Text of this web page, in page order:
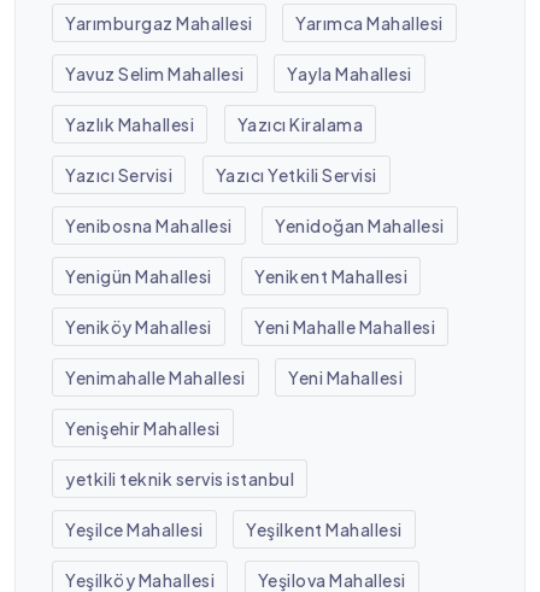
Yarımburgaz Mahallesi Yarımca Mahallesi
Yavuz Selim Mahallesi Yayla Mahallesi
Yazlık Mahallesi Yazıcı Kiralama
Yazıcı Servisi Yazıcı Yetkili Servisi
Yenibosna Mahallesi Yenidoğan Mahallesi
Yenigün Mahallesi Yenikent Mahallesi
Yeniköy Mahallesi Yeni Mahalle Mahallesi
Yenimahalle Mahallesi Yeni Mahallesi
Yenişehir Mahallesi
yetkili teknik servis istanbul
Yeşilce Mahallesi Yeşilkent Mahallesi
Yeşilköy Mahallesi Yeşilova Mahallesi